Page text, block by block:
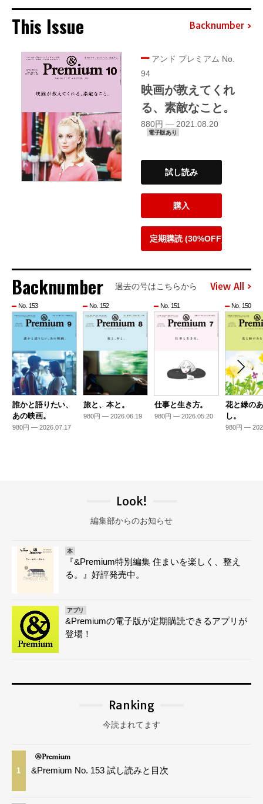
This Issue Backnumber
アンド プレミアム No.
94
映画が教えてくれ
る、素敵なこと。
880円 — 2021.08.20
電子版あり
試し読み
購入
定期購読 (30%OFF)
Backnumber 過去の号はこちらから View All
No. 153
誰かと語りたい、
あの映画。
980円 — 2026.07.17
No. 152
旅と、本と。
980円 — 2026.06.19
No. 151
仕事と生き方。
980円 — 2026.05.20
No. 150
花と緑の
し。
980円 —
Look!
編集部からのお知らせ
本
『&Premium特別編集 住まいを楽しく、整え
る。』好評発売中。
アプリ
&Premiumの電子版が定期購読できるアプリが
登場！
Ranking
今読まれてます
1 &Premium No. 153 試し読みと目次